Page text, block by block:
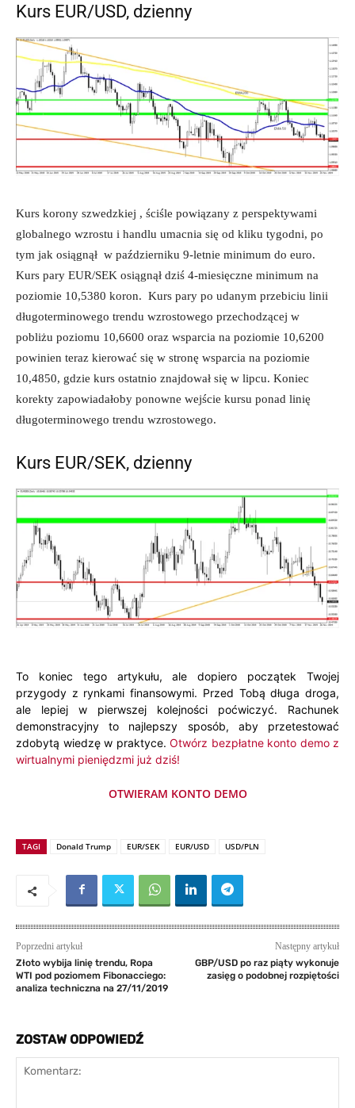
Kurs EUR/USD, dzienny
Kurs korony szwedzkiej , ściśle powiązany z perspektywami
globalnego wzrostu i handlu umacnia się od kliku tygodni, po
tym jak osiągnął w październiku 9-letnie minimum do euro.
Kurs pary EUR/SEK osiągnął dziś 4-miesięczne minimum na
poziomie 10,5380 koron. Kurs pary po udanym przebiciu linii
długoterminowego trendu wzrostowego przechodzącej w
pobliżu poziomu 10,6600 oraz wsparcia na poziomie 10,6200
powinien teraz kierować się w stronę wsparcia na poziomie
10,4850, gdzie kurs ostatnio znajdował się w lipcu. Koniec
korekty zapowiadałoby ponowne wejście kursu ponad linię
długoterminowego trendu wzrostowego.
Kurs EUR/SEK, dzienny
To koniec tego artykułu, ale dopiero początek Twojej
przygody z rynkami finansowymi. Przed Tobą długa droga,
ale lepiej w pierwszej kolejności poćwiczyć. Rachunek
demonstracyjny to najlepszy sposób, aby przetestować
zdobytą wiedzę w praktyce. Otwórz bezpłatne konto demo z
wirtualnymi pieniędzmi już dziś!
OTWIERAM KONTO DEMO
TAGI Donald Trump EUR/SEK EUR/USD USD/PLN
Poprzedni artykuł
Złoto wybija linię trendu, Ropa
WTI pod poziomem Fibonacciego:
analiza techniczna na 27/11/2019
Następny artykuł
GBP/USD po raz piąty wykonuje
zasięg o podobnej rozpiętości
ZOSTAW ODPOWIEDŹ